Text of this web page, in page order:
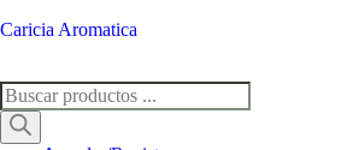
Caricia Aromatica
Búsqueda
de
productos